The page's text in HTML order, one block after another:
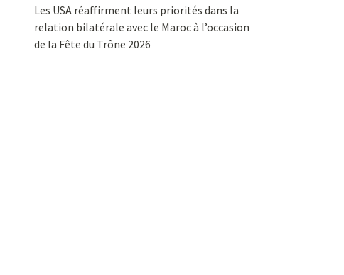
Les USA réaffirment leurs priorités dans la
relation bilatérale avec le Maroc à l’occasion
de la Fête du Trône 2026